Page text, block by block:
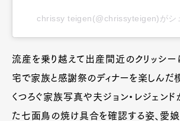
chrissy teigen(@chrissyteigen)がシ
流産を乗り越えて出産間近のクリッシー
宅で家族と感謝祭のディナーを楽しんだ
くつろぐ家族写真や夫ジョン・レジェンド
た七面鳥の焼け具合を確認する姿、愛